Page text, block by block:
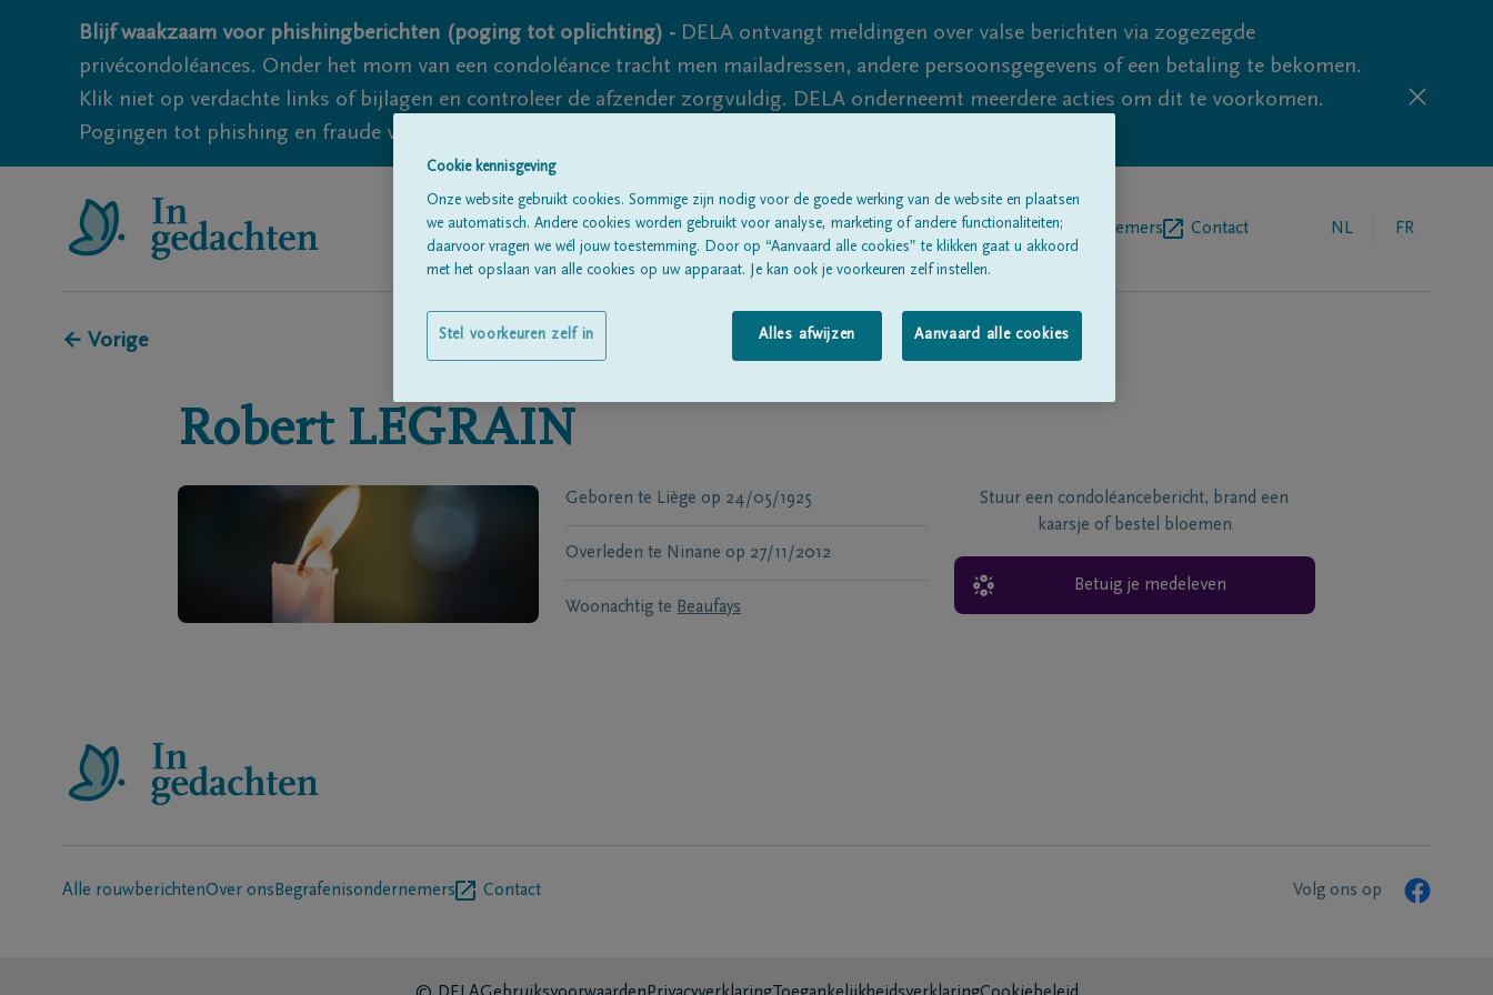
Blijf waakzaam voor phishingberichten (poging tot oplichting) - DELA ontvangt meldingen over valse berichten via zogezegde
privécondoléances. Onder het mom van een condoléance tracht men mailadressen, andere persoonsgegevens of een betaling te bekomen.
Klik niet op verdachte links of bijlagen en controleer de afzender zorgvuldig. DELA onderneemt meerdere acties om dit te voorkomen.
Pogingen tot phishing en fraude vallen echter nooit volledig uit te sluiten, dus blijf waakzaam.
Alle rouwberichten Over onsBegrafenisondernemers Contact NL FR
← Vorige
Robert LEGRAIN
Geboren te Liège op 24/05/1925
Overleden te Ninane op 27/11/2012
Woonachtig te Beaufays
Stuur een condoléancebericht, brand een
kaarsje of bestel bloemen
Betuig je medeleven
Alle rouwberichtenOver ons Begrafenisondernemers Contact Volg ons op
Cookie kennisgeving
Onze website gebruikt cookies. Sommige zijn nodig voor de goede werking van de website en plaatsen
we automatisch. Andere cookies worden gebruikt voor analyse, marketing of andere functionaliteiten;
daarvoor vragen we wél jouw toestemming. Door op “Aanvaard alle cookies” te klikken gaat u akkoord
met het opslaan van alle cookies op uw apparaat. Je kan ook je voorkeuren zelf instellen.
Alles afwijzen Aanvaard alle cookies
Stel voorkeuren zelf in